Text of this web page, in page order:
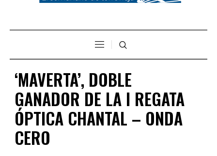
‘MAVERTA’, DOBLE
GANADOR DE LA I REGATA
ÓPTICA CHANTAL – ONDA
CERO